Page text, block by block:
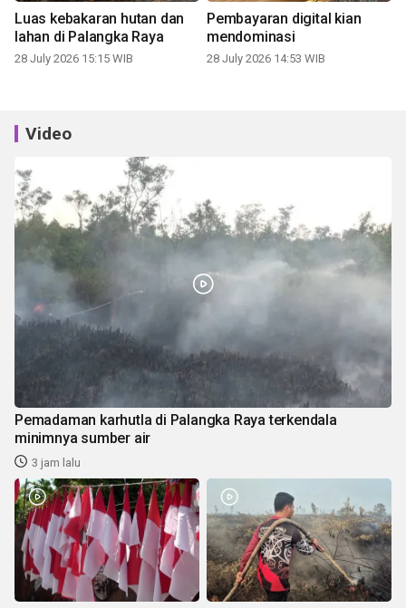
Luas kebakaran hutan dan
lahan di Palangka Raya
28 July 2026 15:15 WIB
Pembayaran digital kian
mendominasi
28 July 2026 14:53 WIB
Video
Pemadaman karhutla di Palangka Raya terkendala
minimnya sumber air
3 jam lalu